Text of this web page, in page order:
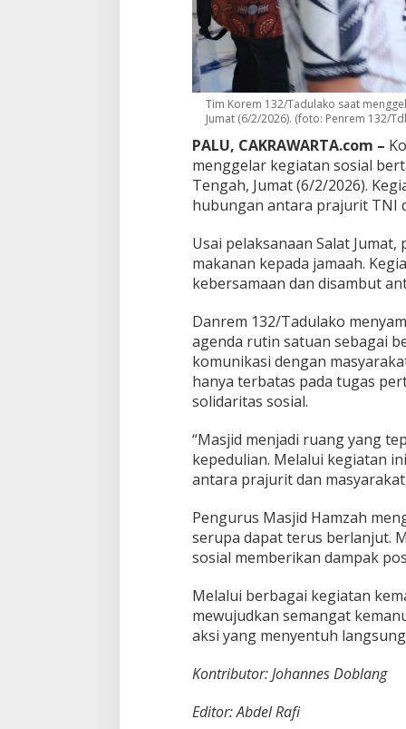
r
a
t
R
e
l
i
d
e
a
n
J
m
a
a
h
M
d
d
P
a
l
u
Tim Korem 132/Tadulako saat
Jumat (6/2/2026). (foto: Penrem 132/
PALU, CAKRAWARTA.com –
menggelar kegiatan sosial
Tengah, Jumat (6/2/2026).
hubungan antara prajurit TNI
Usai pelaksanaan Salat
makanan kepada jamaah.
kebersamaan dan disambut
Danrem 132/Tadulako
agenda rutin satuan sebagai
komunikasi dengan
hanya terbatas pada tugas
solidaritas sosial.
“Masjid menjadi ruang yang
kepedulian. Melalui kegiatan
antara prajurit dan
Pengurus Masjid Hamzah
serupa dapat terus berlanjut.
sosial memberikan dampak
Melalui berbagai kegiatan
mewujudkan semangat
aksi yang menyentuh
Kontributor: Johannes Doblang
Editor: Abdel Rafi